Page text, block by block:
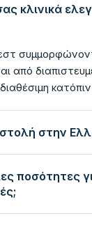
κλινικά
από
στην
ποσότητες